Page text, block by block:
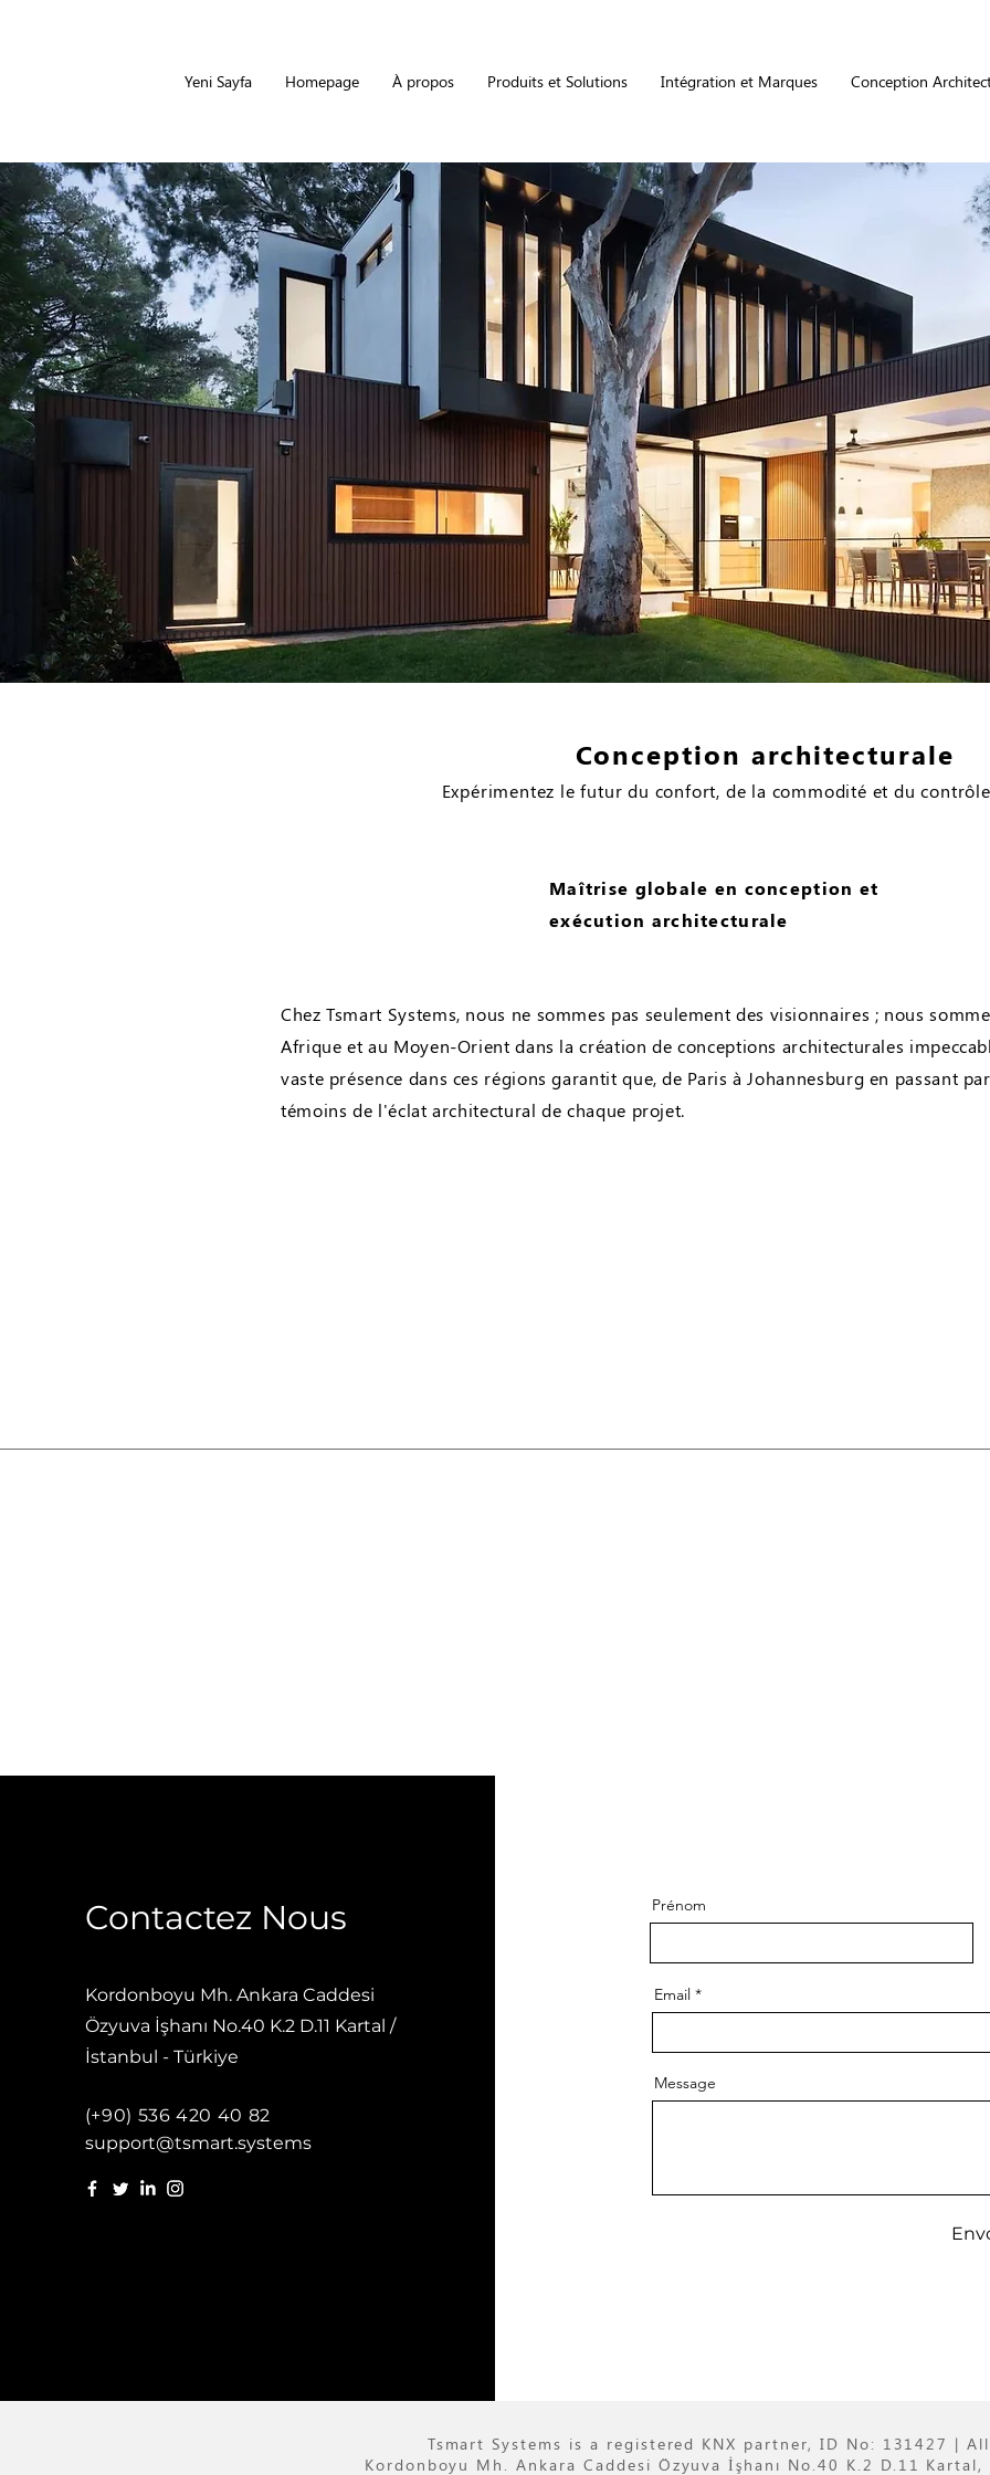
Yeni Sayfa Homepage À propos Produits et Solutions Intégration et Marques Conception
Conception architecturale
Expérimentez le futur du confort, de la commodité et du
Maîtrise globale en conception et
exécution architecturale​
Chez Tsmart Systems, nous ne sommes pas seulement des visionnaires ; nous
Afrique et au Moyen-Orient dans la création de conceptions architecturales
vaste présence dans ces régions garantit que, de Paris à Johannesburg en passant
témoins de l'éclat architectural de chaque projet.​
Contactez Nous
Kordonboyu Mh. Ankara Caddesi
Özyuva İşhanı No.40 K.2 D.11 Kartal /
İstanbul - Türkiye
(+90) 536 420 40 82
support@tsmart.systems
Prénom
Email
Message
Tsmart Systems is a registered KNX partner, ID No: 131427 |
Kordonboyu Mh. Ankara Caddesi Özyuva İşhanı No.40 K.2 D.11